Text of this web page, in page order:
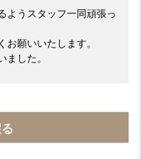
ようスタッフ一同頑張っ
願いいたします。
ました。